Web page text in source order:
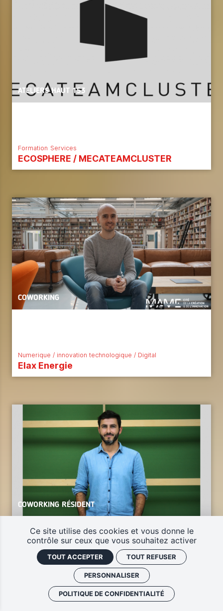
ATELIERS HAUT 153
Formation Services
ECOSPHERE / MECATEAMCLUSTER
COWORKING
Numerique / innovation technologique / Digital
Elax Energie
COWORKING RÉSIDENT
Marketing / Pub / Communication
Yohann Jubault
Ce site utilise des cookies et vous donne le
contrôle sur ceux que vous souhaitez activer
TOUT ACCEPTER TOUT REFUSER
PERSONNALISER
POLITIQUE DE CONFIDENTIALITÉ